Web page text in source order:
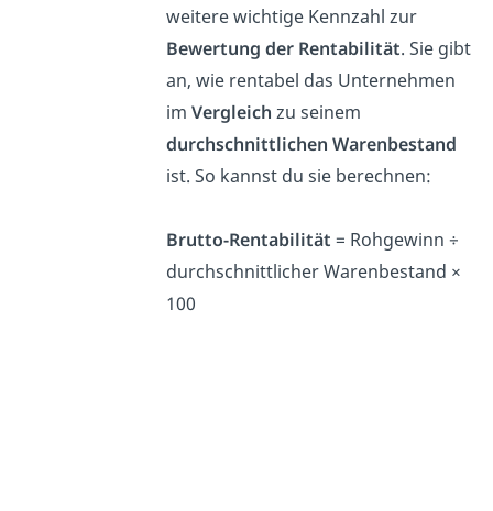
weitere wichtige Kennzahl zur
Bewertung der Rentabilität. Sie gibt
an, wie rentabel das Unternehmen
im Vergleich zu seinem
durchschnittlichen Warenbestand
ist. So kannst du sie berechnen:
Brutto-Rentabilität = Rohgewinn ÷
durchschnittlicher Warenbestand ×
100